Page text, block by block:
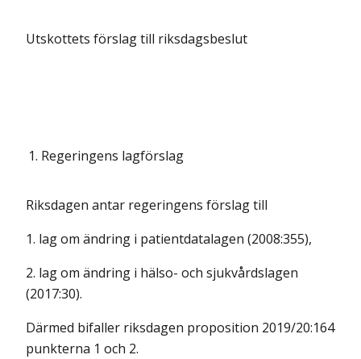
Utskottets förslag till riksdagsbeslut
1. Regeringens lagförslag
Riksdagen antar regeringens förslag till
1. lag om ändring i patientdatalagen (2008:355),
2. lag om ändring i hälso- och sjukvårdslagen
(2017:30).
Därmed bifaller riksdagen proposition 2019/20:164
punkterna 1 och 2.